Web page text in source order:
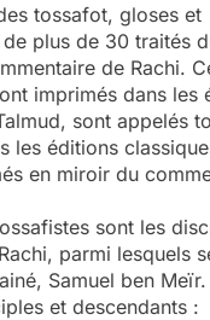
tossafot, gloses et
plus de 30 traités
de Rachi.
imprimés dans les
sont appelés
les éditions
en miroir du
sont les
parmi lesquels
Samuel ben
et descendants :